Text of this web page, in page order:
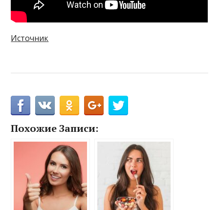
Источник
Похожие Записи: